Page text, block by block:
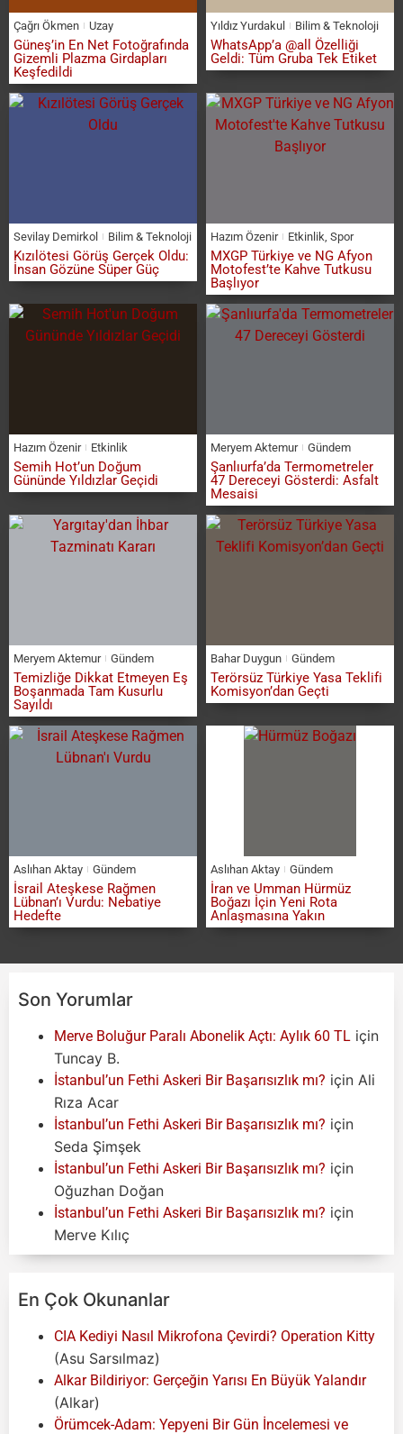
Çağrı Ökmen Uzay
Güneş’in En Net Fotoğrafında
Gizemli Plazma Girdapları
Keşfedildi
Yıldız Yurdakul Bilim & Teknoloji
WhatsApp’a @all Özelliği
Geldi: Tüm Gruba Tek Etiket
Sevilay Demirkol Bilim & Teknoloji
Kızılötesi Görüş Gerçek Oldu:
İnsan Gözüne Süper Güç
Hazım Özenir Etkinlik Spor
MXGP Türkiye ve NG Afyon
Motofest’te Kahve Tutkusu
Başlıyor
Hazım Özenir Etkinlik
Semih Hot’un Doğum
Gününde Yıldızlar Geçidi
Meryem Aktemur Gündem
Şanlıurfa’da Termometreler
47 Dereceyi Gösterdi: Asfalt
Mesaisi
Meryem Aktemur Gündem
Temizliğe Dikkat Etmeyen Eş
Boşanmada Tam Kusurlu
Sayıldı
Bahar Duygun Gündem
Terörsüz Türkiye Yasa Teklifi
Komisyon’dan Geçti
Aslıhan Aktay Gündem
İsrail Ateşkese Rağmen
Lübnan’ı Vurdu: Nebatiye
Hedefte
Aslıhan Aktay Gündem
İran ve Umman Hürmüz
Boğazı İçin Yeni Rota
Anlaşmasına Yakın
Son Yorumlar
Merve Boluğur Paralı Abonelik Açtı: Aylık 60 TL için
Tuncay B.
İstanbul’un Fethi Askeri Bir Başarısızlık mı? için Ali
Rıza Acar
İstanbul’un Fethi Askeri Bir Başarısızlık mı? için
Seda Şimşek
İstanbul’un Fethi Askeri Bir Başarısızlık mı? için
Oğuzhan Doğan
İstanbul’un Fethi Askeri Bir Başarısızlık mı? için
Merve Kılıç
En Çok Okunanlar
CIA Kediyi Nasıl Mikrofona Çevirdi? Operation Kitty
(Asu Sarsılmaz)
Alkar Bildiriyor: Gerçeğin Yarısı En Büyük Yalandır
(Alkar)
Örümcek-Adam: Yepyeni Bir Gün İncelemesi ve